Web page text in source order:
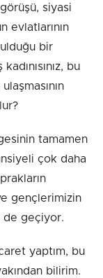
siyasi
evlatlarının
bir
bu
tamamen
çok daha
gençlerimizin
de geçiyor.
yaptım, bu
bilirim.